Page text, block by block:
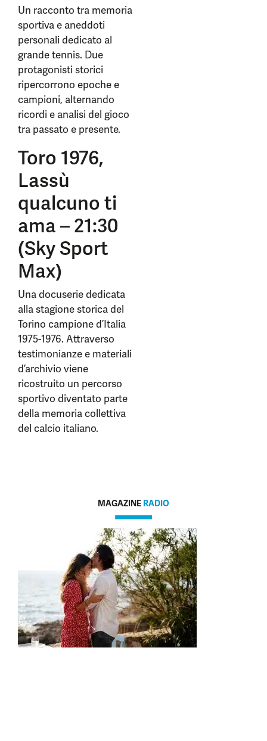
Un racconto tra memoria
sportiva e aneddoti
personali dedicato al
grande tennis. Due
protagonisti storici
ripercorrono epoche e
campioni, alternando
ricordi e analisi del gioco
tra passato e presente.
Toro 1976,
Lassù
qualcuno ti
ama – 21:30
(Sky Sport
Max)
Una docuserie dedicata
alla stagione storica del
Torino campione d’Italia
1975-1976. Attraverso
testimonianze e materiali
d’archivio viene
ricostruito un percorso
sportivo diventato parte
della memoria collettiva
del calcio italiano.
MAGAZINE RADIO